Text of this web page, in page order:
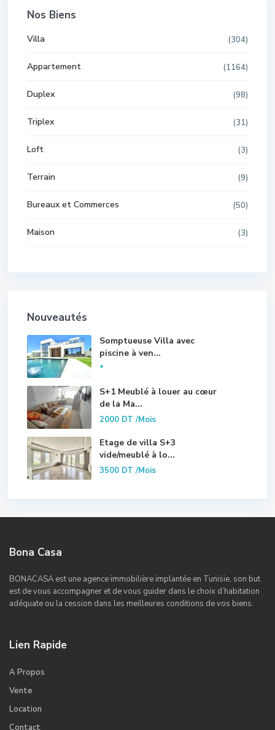
Nos Biens
Villa (304)
Appartement (1164)
Duplex (98)
Triplex (31)
Loft (3)
Terrain (9)
Bureaux et Commerces (50)
Maison (3)
Nouveautés
Somptueuse Villa avec
piscine à ven...
*
S+1 Meublé à louer au cœur
de la Ma...
2000 DT/Mois
Etage de villa S+3
vide/meublé à lo...
3500 DT/Mois
Bona Casa
BONACASA est une agence immobilière implantée en Tunisie, son but
est de vous accompagner et de vous guider dans le choix d’habitation
adéquate ou la cession dans les meilleures conditions de vos biens.
Lien Rapide
A Propos
Vente
Location
Contact